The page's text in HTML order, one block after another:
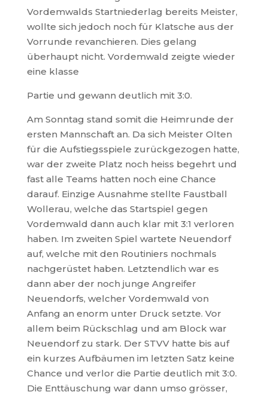
Vordemwalds Startniederlag bereits Meister,
wollte sich jedoch noch für Klatsche aus der
Vorrunde revanchieren. Dies gelang
überhaupt nicht. Vordemwald zeigte wieder
eine klasse
Partie und gewann deutlich mit 3:0.
Am Sonntag stand somit die Heimrunde der
ersten Mannschaft an. Da sich Meister Olten
für die Aufstiegsspiele zurückgezogen hatte,
war der zweite Platz noch heiss begehrt und
fast alle Teams hatten noch eine Chance
darauf. Einzige Ausnahme stellte Faustball
Wollerau, welche das Startspiel gegen
Vordemwald dann auch klar mit 3:1 verloren
haben. Im zweiten Spiel wartete Neuendorf
auf, welche mit den Routiniers nochmals
nachgerüstet haben. Letztendlich war es
dann aber der noch junge Angreifer
Neuendorfs, welcher Vordemwald von
Anfang an enorm unter Druck setzte. Vor
allem beim Rückschlag und am Block war
Neuendorf zu stark. Der STVV hatte bis auf
ein kurzes Aufbäumen im letzten Satz keine
Chance und verlor die Partie deutlich mit 3:0.
Die Enttäuschung war dann umso grösser,